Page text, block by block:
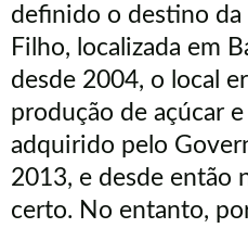
definido o destino da
Filho, localizada em
desde 2004, o local
produção de açúcar
adquirido pelo
2013, e desde então
certo. No entanto,